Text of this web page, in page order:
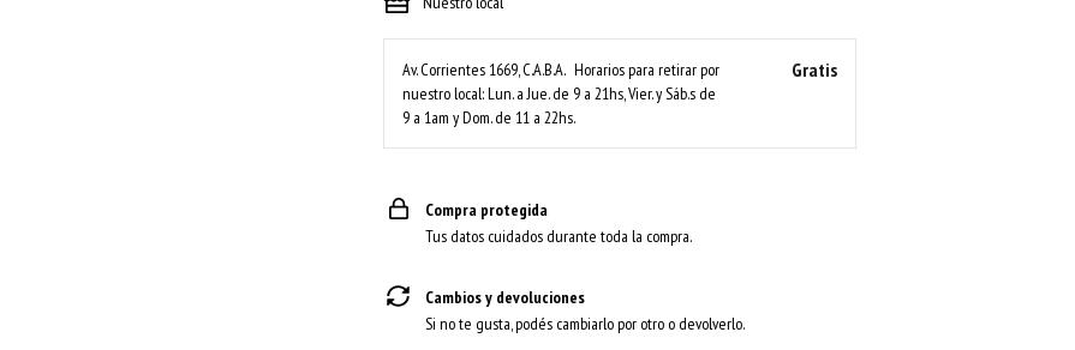
Av. Corrientes 1669, C.A.B.A. Horarios para retirar por
nuestro local: Lun. a Jue. de 9 a 21hs, Vier. y Sáb.s de
9 a 1am y Dom. de 11 a 22hs.
Gratis
Compra protegida
Tus datos cuidados durante toda la compra.
Cambios y devoluciones
Si no te gusta, podés cambiarlo por otro o devolverlo.